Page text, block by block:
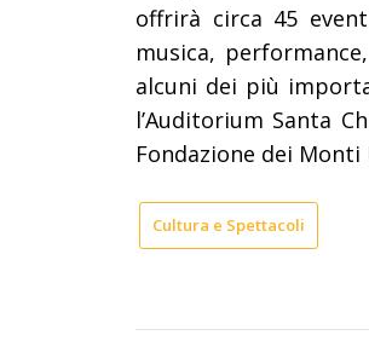
offrirà circa 45
musica,
alcuni dei più
l’Auditorium Santa
Fondazione dei
Cultura e Spettacoli